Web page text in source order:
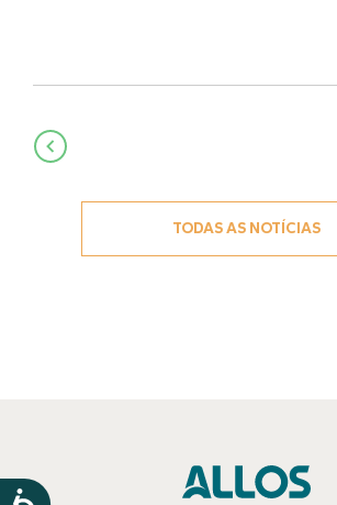
Navegação
TODAS AS NOTÍCIAS